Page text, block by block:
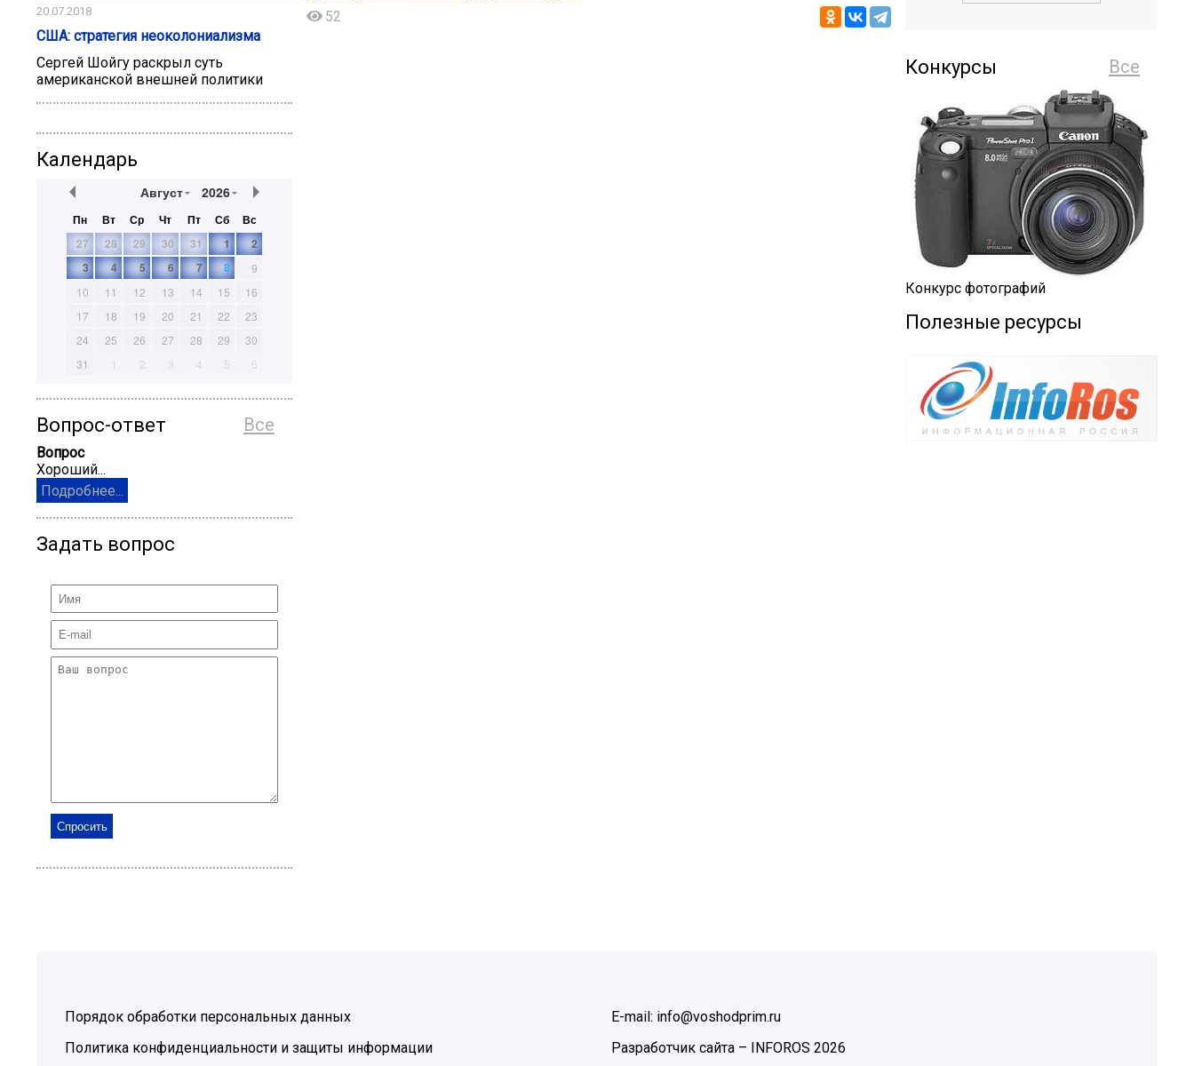
20.07.2018
США: стратегия неоколониализма
Сергей Шойгу раскрыл суть
американской внешней политики
Календарь
Август 2026
Пн Вт Ср Чт Пт Сб
Вс
27
28 29 30 31 1
2
3
4 5 6 7 8
9
10
11 12 13 14 15
16
17
18 19 20 21 22
23
24
25 26 27 28 29
30
31
1 2 3 4 5 6
Все
Вопрос-ответ
Вопрос
Хороший...
Подробнее...
Задать вопрос
52
Все
Конкурсы
Конкурс фотографий
Полезные ресурсы
Порядок обработки персональных данных
Политика конфиденциальности и защиты информации
E-mail: info@voshodprim.ru
Разработчик сайта –
INFOROS 2026